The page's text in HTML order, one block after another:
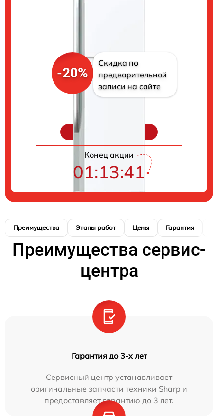
-20%
Скидка по
предварительной
записи на сайте
Конец акции
01:13:40
Преимущества Этапы работ Цены Гарантия
Преимущества сервис-
центра
Гарантия до 3-х лет
Сервисный центр устанавливает
оригинальные запчасти техники Sharp и
предоставляет гарантию до 3 лет.